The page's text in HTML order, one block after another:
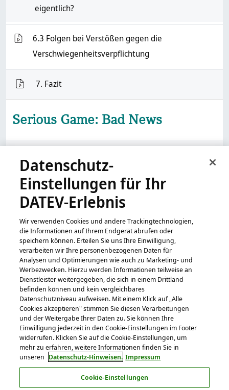
eigentlich?VMS
6.3 Folgen bei Verstößen gegen die
Verschwiegenheitsverpflichtung
7. FazitVMS
Serious Game: Bad News
Serious Game (ab 15 Jahren) für den Einsatz in Bildung
und Forschung zur Stärkung der Medienkompetenz
entwickelt von der niederländischen Organisation
DROG.
Ergänzendes Angebot:
Informationskompetenz
Überblick Informationskompetenz Link/URL
Lernen Sie die Informationskompetenz als
Schlüsselkompetenz für lebenslanges Lernen kennen!
Datenschutz-
Einstellungen für Ihr
DATEV-Erlebnis
Wir verwenden Cookies und andere Trackingtechnologien,
die Informationen auf Ihrem Endgerät abrufen oder
speichern können. Erteilen Sie uns Ihre Einwilligung,
verarbeiten wir Ihre personenbezogenen Daten für
Analysen und Optimierungen wie auch zu Marketing- und
Werbezwecken. Hierzu werden Informationen teilweise an
Dienstleister weitergegeben, die sich in einem Drittland
befinden können und kein vergleichbares
Datenschutzniveau aufweisen. Mit einem Klick auf „Alle
Cookies akzeptieren" stimmen Sie diesen Verarbeitungen
und der Weitergabe Ihrer Daten zu. Sie können Ihre
Einwilligung jederzeit in den Cookie-Einstellungen im Footer
widerrufen. Klicken Sie auf die Cookie-Einstellungen, um
mehr zu erfahren, weitere Informationen finden Sie in
unseren Datenschutz-Hinweisen. Impressum
Cookie-Einstellungen